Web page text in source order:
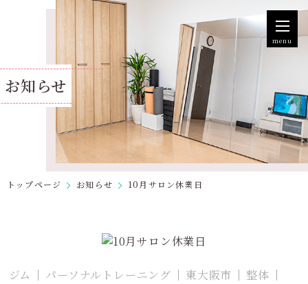
menu
お知らせ
トップページ お知らせ 10月サロン休業日
ジム パーソナルトレーニング 東大阪市
整体